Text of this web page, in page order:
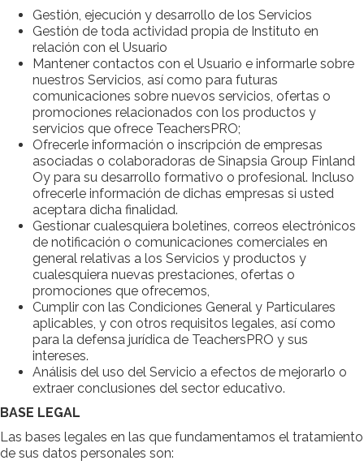
Gestión, ejecución y desarrollo de los Servicios
Gestión de toda actividad propia de Instituto en
relación con el Usuario
Mantener contactos con el Usuario e informarle sobre
nuestros Servicios, así como para futuras
comunicaciones sobre nuevos servicios, ofertas o
promociones relacionados con los productos y
servicios que ofrece TeachersPRO;
Ofrecerle información o inscripción de empresas
asociadas o colaboradoras de Sinapsia Group Finland
Oy para su desarrollo formativo o profesional. Incluso
ofrecerle información de dichas empresas si usted
aceptara dicha finalidad.
Gestionar cualesquiera boletines, correos electrónicos
de notificación o comunicaciones comerciales en
general relativas a los Servicios y productos y
cualesquiera nuevas prestaciones, ofertas o
promociones que ofrecemos,
Cumplir con las Condiciones General y Particulares
aplicables, y con otros requisitos legales, así como
para la defensa jurídica de TeachersPRO y sus
intereses.
Análisis del uso del Servicio a efectos de mejorarlo o
extraer conclusiones del sector educativo.
BASE LEGAL
Las bases legales en las que fundamentamos el tratamiento
de sus datos personales son: